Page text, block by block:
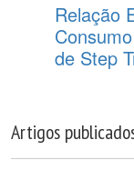
Relação
de Step
Artigos